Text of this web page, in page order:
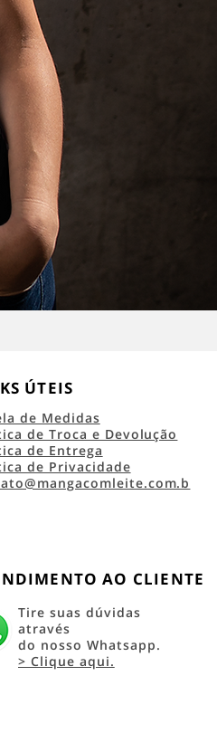
ÚTEIS
de Medidas
de Troca e Devolução
de Entrega
de Privacidade
AO CLIENTE
Tire suas dúvidas
através
do nosso Whatsapp.
> Clique aqui.